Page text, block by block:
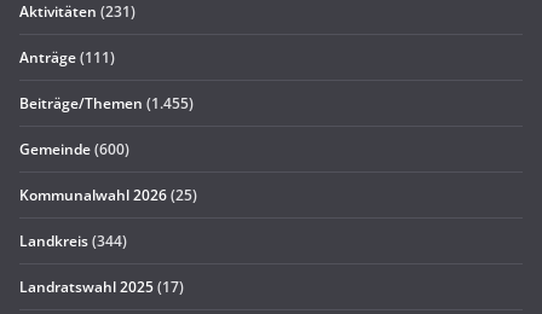
Aktivitäten (231)
Anträge(111)
Beiträge/Themen (1.455)
Gemeinde(600)
Kommunalwahl 2026(25)
Landkreis(344)
Landratswahl 2025(17)